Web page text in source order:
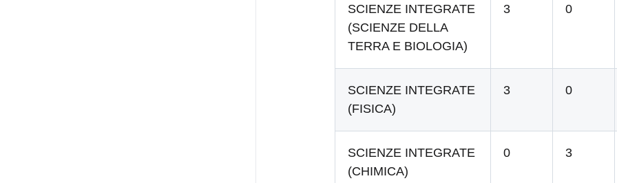
SCIENZE INTEGRATE
(SCIENZE DELLA
TERRA E BIOLOGIA)
3 0
SCIENZE INTEGRATE
(FISICA)
3 0
SCIENZE INTEGRATE
(CHIMICA)
0 3